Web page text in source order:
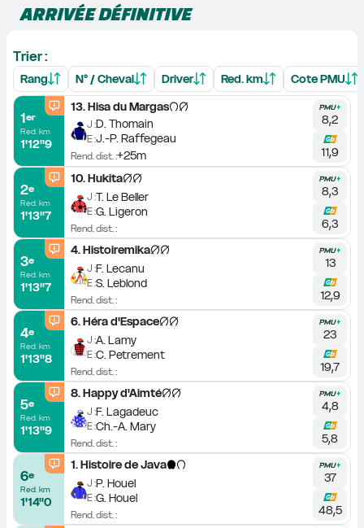
ARRIVÉE DÉFINITIVE
Trier :
Rang N° / Cheval Driver Red. km Cote PMU
1er
Red. km
1'12''9
13.Hisa du Margas
J :D. Thomain
E :J.-P. Raffegeau
Rend. dist. :+25m
8,2
11,9
2e
Red. km
1'13''7
10.Hukita
J :T. Le Beller
E :G. Ligeron
Rend. dist. :
8,3
6,3
3e
Red. km
1'13''7
4.Histoiremika
J :F. Lecanu
E :S. Leblond
Rend. dist. :
13
12,9
4e
Red. km
1'13''8
6.Héra d'Espace
J :A. Lamy
E :C. Petrement
Rend. dist. :
23
19,7
5e
Red. km
1'13''9
8.Happy d'Aimté
J :F. Lagadeuc
E :Ch.-A. Mary
Rend. dist. :
4,8
5,8
6e
Red. km
1'14''0
1.Histoire de Java
J :P. Houel
E :G. Houel
Rend. dist. :
37
48,5